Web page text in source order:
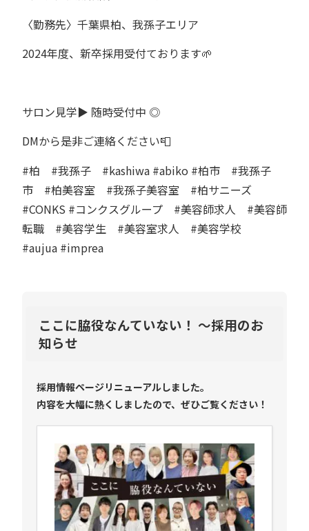
〈勤務先〉千葉県柏、我孫子エリア
2024年度、新卒採用受付ております🌱
サロン見学▶︎ 随時受付中 ◎
DMから是非ご連絡ください📮
#柏 #我孫子 #kashiwa #abiko #柏市 #我孫子
市 #柏美容室 #我孫子美容室 #柏サニーズ
#CONKS #コンクスグループ #美容師求人 #美容師
転職 #美容学生 #美容室求人 #美容学校
#aujua #imprea
ここに脇役なんていない！ ～採用のお
知らせ
採用情報ページリニューアルしました。
内容を大幅に熱くしましたので、ぜひご覧ください！